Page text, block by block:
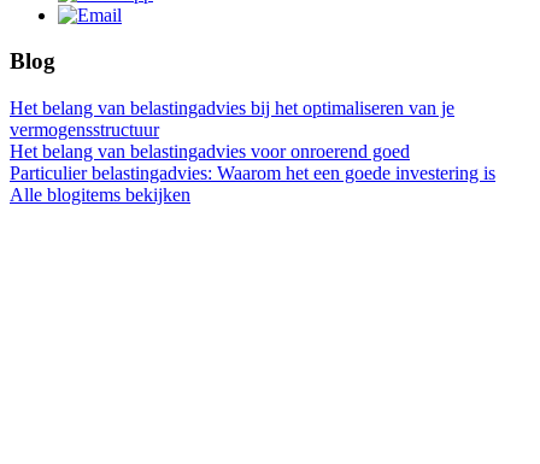
Blog
Het belang van belastingadvies bij het optimaliseren van je
vermogensstructuur
Het belang van belastingadvies voor onroerend goed
Particulier belastingadvies: Waarom het een goede investering is
Alle blogitems bekijken